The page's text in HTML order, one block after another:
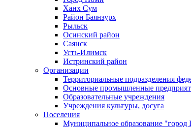
Ханх Сум
Район Баянзурх
Рыльск
Осинский район
Саянск
Усть-Илимск
Истринский район
Организации
Территориальные подразделения
Основные промышленные
Образовательные учреждения
Учреждения культуры, досуга
Поселения
Муниципальное образование "город